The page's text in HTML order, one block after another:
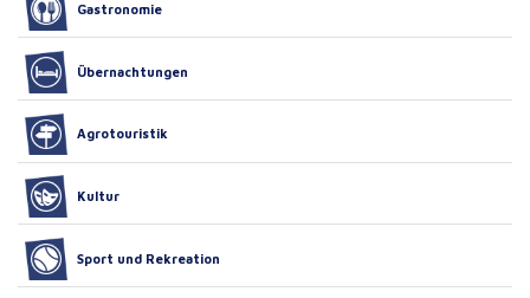
Gastronomie
Übernachtungen
Agrotouristik
Kultur
Sport und Rekreation